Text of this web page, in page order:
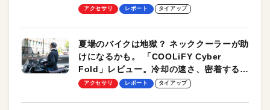
ーも
アクセサリ レポート タイアップ
夏場のバイクは地獄？ ネッククーラーが助
けになるかも。 「COOLiFY Cyber
Fold」レビュー。冷却の速さ、密着する冷
却プレート、シンプルな操作性がグッド！
アクセサリ レポート タイアップ